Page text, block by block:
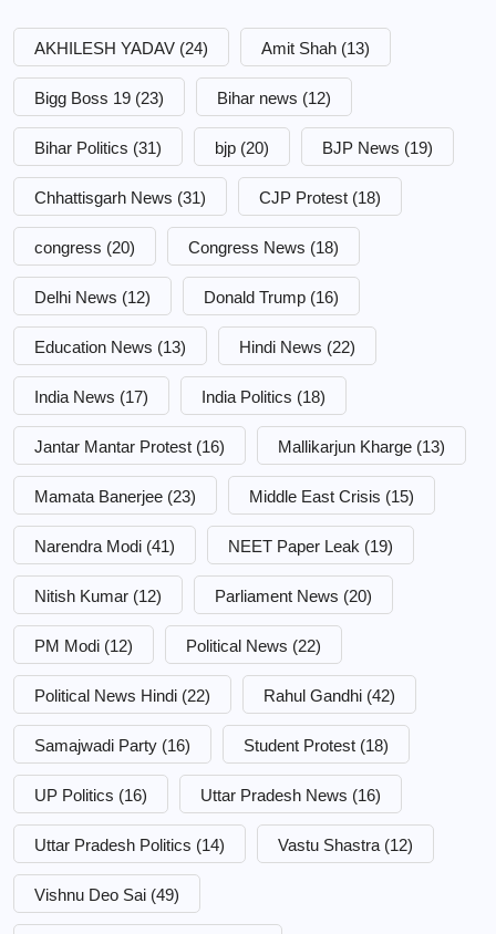
AKHILESH YADAV (24) Amit Shah (13)
Bigg Boss 19 (23) Bihar news (12)
Bihar Politics (31) bjp (20) BJP News (19)
Chhattisgarh News (31) CJP Protest (18)
congress (20) Congress News (18)
Delhi News (12) Donald Trump (16)
Education News (13) Hindi News (22)
India News (17) India Politics (18)
Jantar Mantar Protest (16) Mallikarjun Kharge (13)
Mamata Banerjee (23) Middle East Crisis (15)
Narendra Modi (41) NEET Paper Leak (19)
Nitish Kumar (12) Parliament News (20)
PM Modi (12) Political News (22)
Political News Hindi (22) Rahul Gandhi (42)
Samajwadi Party (16) Student Protest (18)
UP Politics (16) Uttar Pradesh News (16)
Uttar Pradesh Politics (14) Vastu Shastra (12)
Vishnu Deo Sai (49)